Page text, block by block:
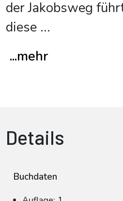
der Jakobsweg
diese ...
...mehr
Details
Buchdaten